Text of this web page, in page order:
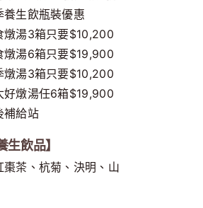
生飲瓶裝優惠
湯3箱只要$10,200
湯6箱只要$19,900
湯3箱只要$10,200
燉湯任6箱$19,900
給站
生飲品】
棗茶、杭菊、決明、山